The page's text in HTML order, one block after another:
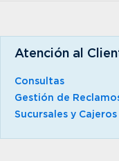
Atención al
Consultas
Gestión de
Sucursales y Cajeros